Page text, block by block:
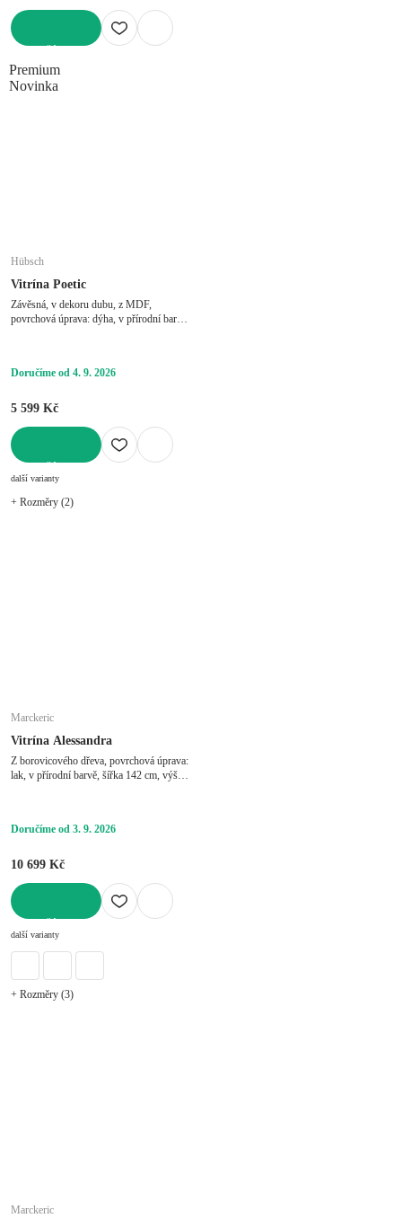
Premium
Novinka
Hübsch
Vitrína Poetic
Závěsná, v dekoru dubu, z MDF,
povrchová úprava: dýha, v přírodní barvě,
Doručíme od 4. 9. 2026
5 599 Kč
další varianty
+ Rozměry (2)
Marckeric
Vitrína Alessandra
Z borovicového dřeva, povrchová úprava:
lak, v přírodní barvě, šířka 142 cm, výška
Doručíme od 3. 9. 2026
10 699 Kč
další varianty
+ Rozměry (3)
Marckeric